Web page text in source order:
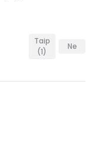
Taip
(1)
Ne